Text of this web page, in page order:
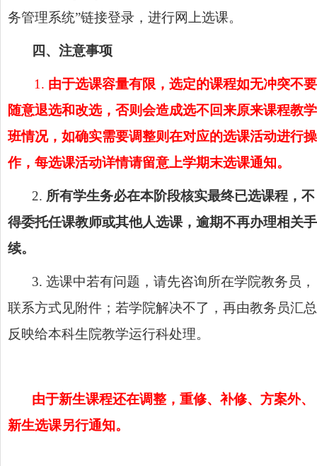
务管理系统”链接登录，进行网上选课。
四、注意事项
1. 由于选课容量有限，选定的课程如无冲突不要
随意退选和改选，否则会造成选不回来原来课程教学
班情况，如确实需要调整则在对应的选课活动进行操
作，每选课活动详情请留意上学期末选课通知。
2. 所有学生务必在本阶段核实最终已选课程，不
得委托任课教师或其他人选课，逾期不再办理相关手
续。
3. 选课中若有问题，请先咨询所在学院教务员，
联系方式见附件；若学院解决不了，再由教务员汇总
反映给本科生院教学运行科处理。
由于新生课程还在调整，重修、补修、方案外、
新生选课另行通知。